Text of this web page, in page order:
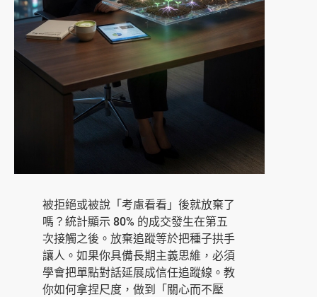
被拒絕或被說「考慮看看」後就放棄了
嗎？統計顯示 80% 的成交發生在第五
次接觸之後。放棄追蹤等於把種子拱手
讓人。如果你具備長期主義思維，必須
學會把單點對話延展成信任追蹤線。教
你如何拿捏尺度，做到「關心而不壓